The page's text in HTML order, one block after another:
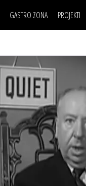
GASTRO ZONA PROJEKTI
BMW
30
BMW